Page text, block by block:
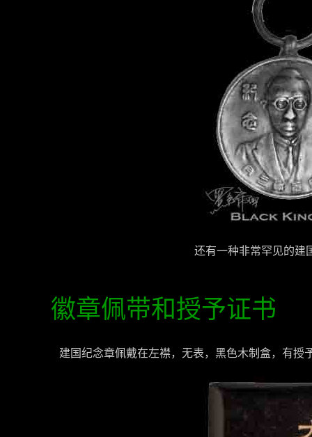
徽章佩带和授予证书
建国纪念章佩戴在左襟，无表，黑色木制盒，有授
还有一种非常罕见的建